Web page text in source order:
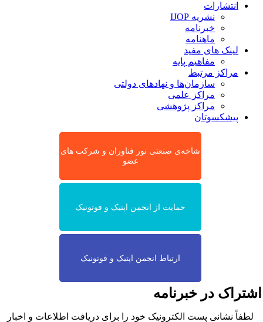
انتشارات
نشریه IJOP
خبرنامه
ماهنامه
لینک های مفید
مفاهیم پایه
مراکز مرتبط
سازمان‌ها و نهادهای دولتی
مراکز علمی
مراکز پژوهشی
پیشکسوتان
شاخه‌ی صنعتی نور فناوران و شرکت های
عضو
حمایت از انجمن اپتیک و فوتونیک
ارتباط انجمن اپتیک و فوتونیک
در خبرنامه
لطفاً نشانی پست الکترونیک خود را برای دریافت اطلاعات و اخبار